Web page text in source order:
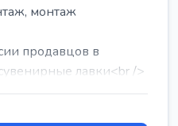
монтаж
продавцов в
лавки<br />